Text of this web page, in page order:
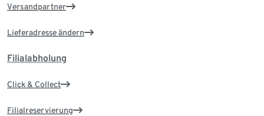
Versandpartner
Lieferadresse ändern
Filialabholung
Click & Collect
Filialreservierung